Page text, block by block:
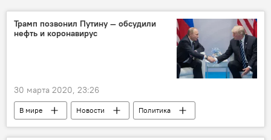
Трамп позвонил Путину — обсудили
нефть и коронавирус
30 марта 2020, 23:26
В мире Новости
Политика
США
Дональд Трамп